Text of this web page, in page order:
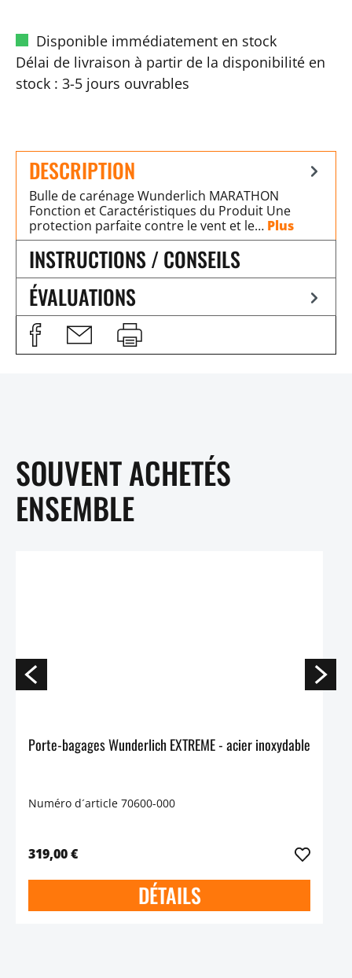
Disponible immédiatement en stock
Délai de livraison à partir de la disponibilité en
stock : 3-5 jours ouvrables
DESCRIPTION
Bulle de carénage Wunderlich MARATHON
Fonction et Caractéristiques du Produit Une
protection parfaite contre le vent et le… Plus
INSTRUCTIONS / CONSEILS
ÉVALUATIONS
SOUVENT ACHETÉS
ENSEMBLE
Porte-bagages Wunderlich EXTREME - acier inoxydable
Numéro d´article 70600-000
319,00 €
DÉTAILS